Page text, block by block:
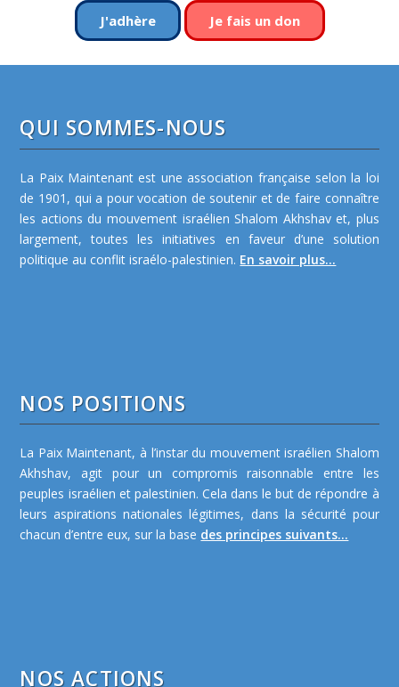
J'adhère Je fais un don
QUI SOMMES-NOUS
La Paix Maintenant est une association française selon la loi
de 1901, qui a pour vocation de soutenir et de faire connaître
les actions du mouvement israélien Shalom Akhshav et, plus
largement, toutes les initiatives en faveur d’une solution
politique au conflit israélo-palestinien. En savoir plus...
NOS POSITIONS
La Paix Maintenant, à l’instar du mouvement israélien Shalom
Akhshav, agit pour un compromis raisonnable entre les
peuples israélien et palestinien. Cela dans le but de répondre à
leurs aspirations nationales légitimes, dans la sécurité pour
chacun d’entre eux, sur la base des principes suivants...
NOS ACTIONS